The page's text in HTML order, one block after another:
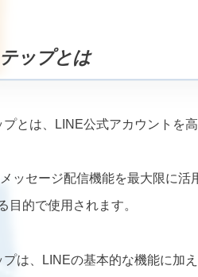
ップとは
プとは、LINE公式アカウントを
ッセージ配信機能を最大限に
目的で使用されます。
プは、LINEの基本的な機能に加